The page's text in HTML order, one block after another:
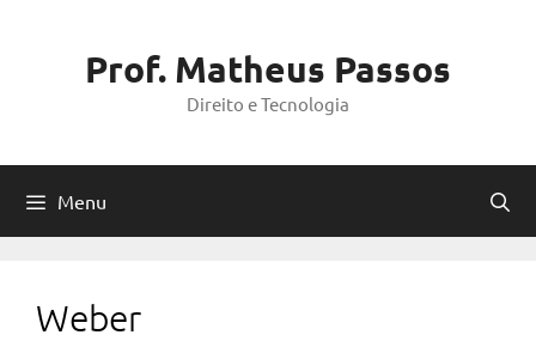
Prof. Matheus Passos
Direito e Tecnologia
Menu
Weber